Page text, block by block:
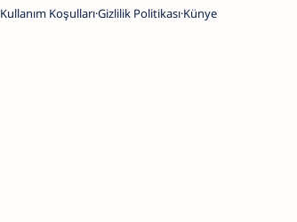
Kullanım KoşullarıGizlilik Politikası Künye